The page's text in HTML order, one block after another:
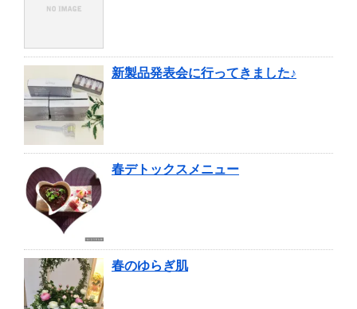
新製品発表会に行ってきました♪
春デトックスメニュー
春のゆらぎ肌